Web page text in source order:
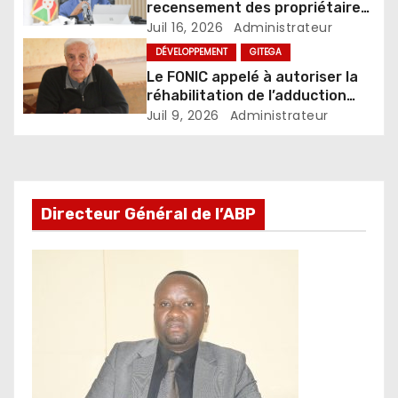
recensement des propriétaires
des propriétés ou parcelles
dans les centres urbains du
Burundi
Juil 16, 2026 Administrateur
DÉVELOPPEMENT GITEGA
Le FONIC appelé à autoriser la
réhabilitation de l’adduction
d’eau Muzenga-Bugenyuzi
Juil 9, 2026 Administrateur
Directeur Général de l’ABP